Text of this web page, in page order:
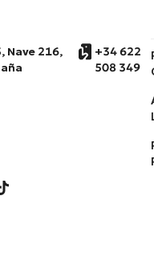
Nave 216,
+34 622
508 349